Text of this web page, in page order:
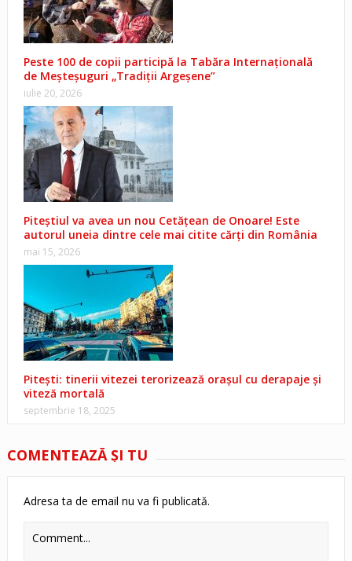
Peste 100 de copii participă la Tabăra Internațională
de Meșteșuguri „Tradiții Argeșene”
iulie 20, 2026
Piteștiul va avea un nou Cetățean de Onoare! Este
autorul uneia dintre cele mai citite cărți din România
mai 15, 2026
Pitești: tinerii vitezei terorizează orașul cu derapaje și
viteză mortală
septembrie 18, 2025
COMENTEAZĂ ŞI TU
Adresa ta de email nu va fi publicată.